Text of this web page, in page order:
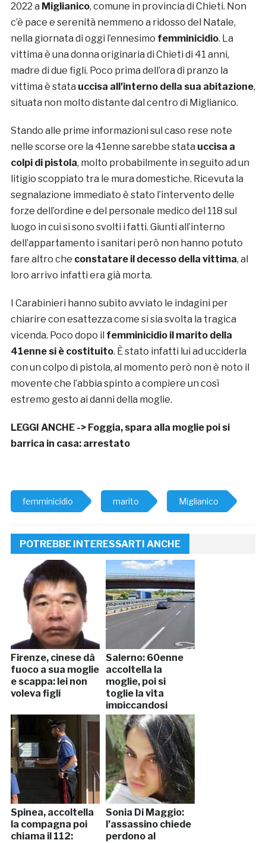
2022 a Miglianico, comune in provincia di Chieti. Non
c’è pace e serenità nemmeno a ridosso del Natale,
nella giornata di oggi l’ennesimo femminicidio. La
vittima è una donna originaria di Chieti di 41 anni,
madre di due figli. Poco prima dell’ora di pranzo la
vittima è stata uccisa all’interno della sua abitazione,
situata non molto distante dal centro di Miglianico.
Stando alle prime informazioni sul caso rese note
nelle scorse ore la 41enne sarebbe stata uccisa a
colpi di pistola, molto probabilmente in seguito ad un
litigio scoppiato tra le mura domestiche. Ricevuta la
segnalazione immediato è stato l’intervento delle
forze dell’ordine e del personale medico del 118 sul
luogo in cui si sono svolti i fatti. Giunti all’interno
dell’appartamento i sanitari però non hanno potuto
fare altro che constatare il decesso della vittima, al
loro arrivo infatti era già morta.
I Carabinieri hanno subito avviato le indagini per
chiarire con esattezza come si sia svolta la tragica
vicenda. Poco dopo il femminicidio il marito della
41enne si è costituito. È stato infatti lui ad ucciderla
con un colpo di pistola, al momento però non è noto il
movente che l’abbia spinto a compiere un così
estremo gesto ai danni della moglie.
LEGGI ANCHE -> Foggia, spara alla moglie poi si
barrica in casa: arrestato
femminicidio marito Miglianico
POTREBBE INTERESSARTI ANCHE
Firenze, cinese dà
fuoco a sua moglie
e scappa: lei non
voleva figli
Salerno: 60enne
accoltella la
moglie, poi si
toglie la vita
impiccandosi
Spinea, accoltella
la compagna poi
chiama il 112:
Sonia Di Maggio:
l’assassino chiede
perdono al